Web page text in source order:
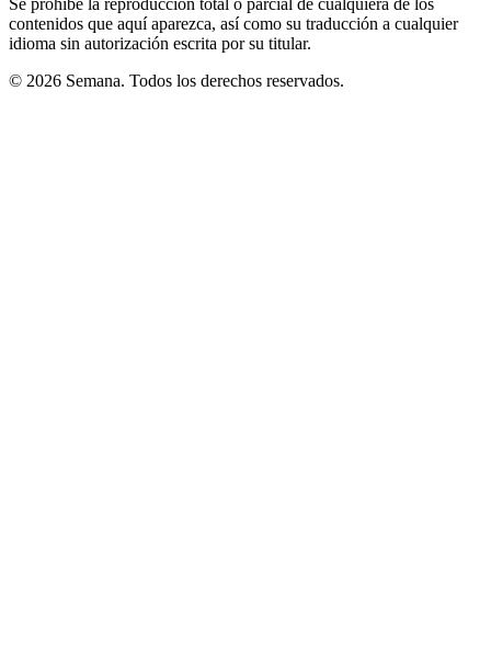
contenidos que aquí aparezca, así como su traducción a cualquier
idioma sin autorización escrita por su titular.
© 2026 Semana. Todos los derechos reservados.